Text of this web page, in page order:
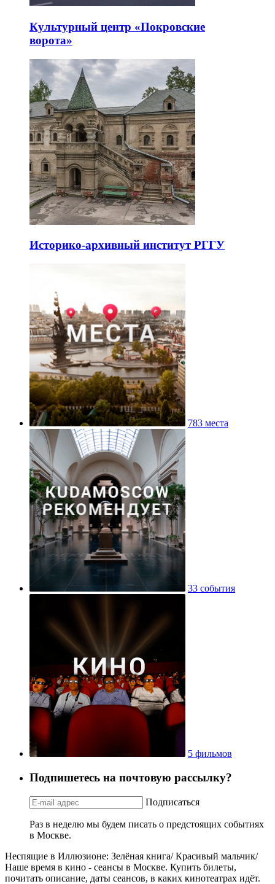
Культурный центр «Покровские
ворота»
Историко-архивный институт РГГУ
783 места
33 события
5 фильмов
Подпишетесь на почтовую рассылку?
Подписаться
Раз в неделю мы будем писать о предстоящих событиях
в Москве.
Неспящие в Иллюзионе: Зелёная книга/ Красивый мальчик/
Наше время в кино - сеансы в Москве. Купить билеты,
почитать описание, даты сеансов, в каких кинотеатрах идёт.